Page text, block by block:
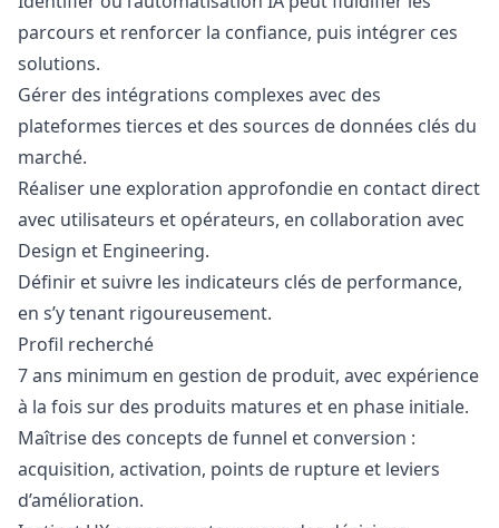
parcours et renforcer la confiance, puis intégrer ces
solutions.
Gérer des intégrations complexes avec des
plateformes tierces et des sources de données clés du
marché.
Réaliser une exploration approfondie en contact direct
avec utilisateurs et opérateurs, en collaboration avec
Design et Engineering.
Définir et suivre les indicateurs clés de performance,
en s’y tenant rigoureusement.
Profil recherché
7 ans minimum en gestion de produit, avec expérience
à la fois sur des produits matures et en phase initiale.
Maîtrise des concepts de funnel et conversion :
acquisition, activation, points de rupture et leviers
d’amélioration.